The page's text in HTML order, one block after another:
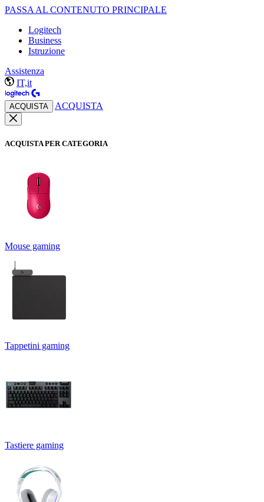
PASSA AL CONTENUTO PRINCIPALE
Logitech
Business
Istruzione
Assistenza
IT,it
ACQUISTA ACQUISTA
ACQUISTA PER CATEGORIA
Mouse gaming
Tappetini gaming
Tastiere gaming